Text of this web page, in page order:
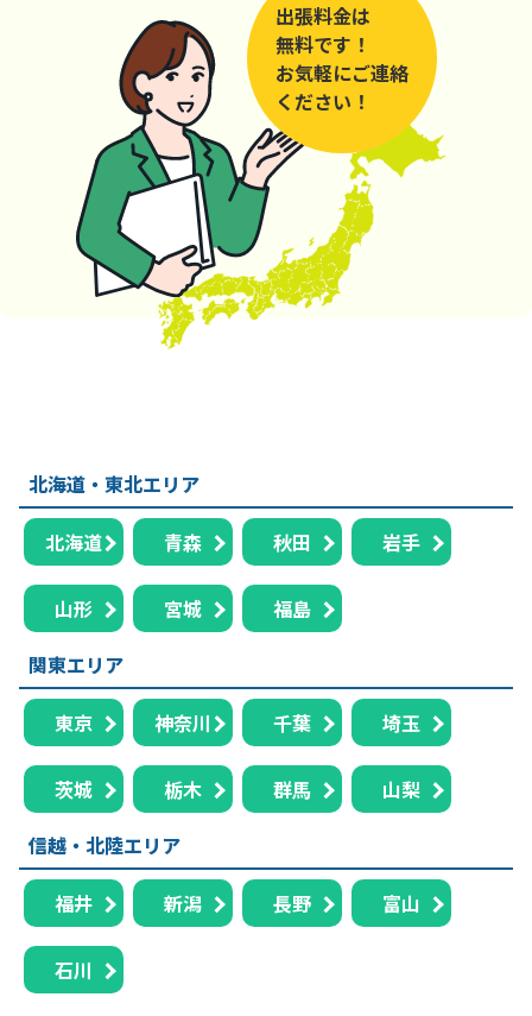
出張料金は
無料です！
お気軽にご連絡
ください！
北海道・東北エリア
北海道 青森 秋田 岩手
山形 宮城
福島
関東エリア
東京 神奈川 千葉 埼玉
茨城 栃木 群馬
山梨
信越・北陸エリア
福井 新潟 長野 富山
石川